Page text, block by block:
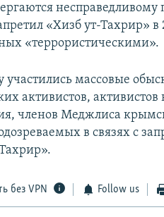
«Хизб ут-Тахрир» в
«террористическими».
массовые
активистов, активистов
членов Меджлиса
в связях с
без VPN Follow us